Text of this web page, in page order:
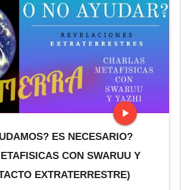
play_arrow
stop
ES NECESARIO?
CON SWARUU Y
EXTRATERRESTRE)